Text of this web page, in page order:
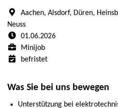
Aachen, Alsdorf, Düren,
Neuss
01.06.2026
Minijob
befristet
Was Sie bei uns bewegen
Unterstützung bei